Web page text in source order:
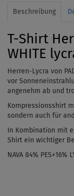
Beschreibung
T-Shirt
WHITE
Herren-Lycra von
vor
angenehm ab und
Kompressionsshirt
sondern auch für
In Kombination mit
Shirt ein wichtiger
NAVA 84% PES+16%